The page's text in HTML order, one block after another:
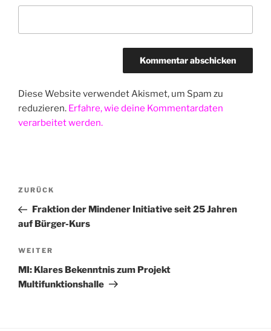
Diese Website verwendet Akismet, um Spam zu
reduzieren. Erfahre, wie deine Kommentardaten
verarbeitet werden.
Beitragsnavigation
Vorheriger
Beitrag
ZURÜCK
Fraktion der Mindener Initiative seit 25 Jahren
auf Bürger-Kurs
Nächster
Beitrag
WEITER
MI: Klares Bekenntnis zum Projekt
Multifunktionshalle